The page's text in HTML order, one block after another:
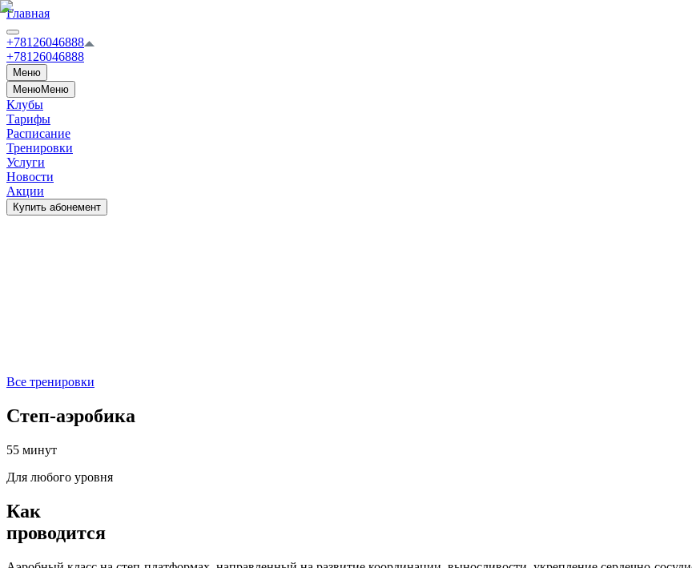
Главная
+78126046888
+78126046888
Меню
МенюМеню
Клубы
Тарифы
Расписание
Тренировки
Услуги
Новости
Акции
Купить абонемент
Все тренировки
Степ-аэробика
55 минут
Для любого уровня
Как
проводится